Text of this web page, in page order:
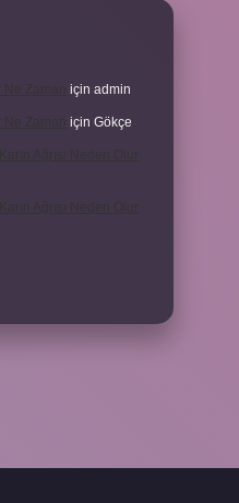
için admin
için Gökçe